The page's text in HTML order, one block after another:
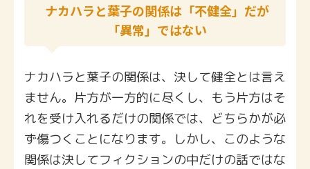
ナカハラと葉子の関係は「不健全」だが
「異常」ではない
ナカハラと葉子の関係は、決して健全とは言え
ません。片方が一方的に尽くし、もう片方はそ
れを受け入れるだけの関係では、どちらかが必
ず傷つくことになります。しかし、このような
関係は決してフィクションの中だけの話ではな